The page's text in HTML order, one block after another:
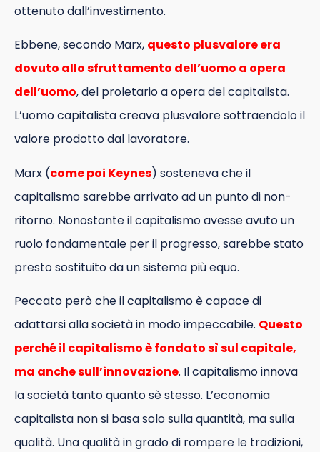
ottenuto dall’investimento.
Ebbene, secondo Marx, questo plusvalore era
dovuto allo sfruttamento dell’uomo a opera
dell’uomo, del proletario a opera del capitalista.
L’uomo capitalista creava plusvalore sottraendolo il
valore prodotto dal lavoratore.
Marx (come poi Keynes) sosteneva che il
capitalismo sarebbe arrivato ad un punto di non-
ritorno. Nonostante il capitalismo avesse avuto un
ruolo fondamentale per il progresso, sarebbe stato
presto sostituito da un sistema più equo.
Peccato però che il capitalismo è capace di
adattarsi alla società in modo impeccabile. Questo
perché il capitalismo è fondato sì sul capitale,
ma anche sull’innovazione. Il capitalismo innova
la società tanto quanto sè stesso. L’economia
capitalista non si basa solo sulla quantità, ma sulla
qualità. Una qualità in grado di rompere le tradizioni,